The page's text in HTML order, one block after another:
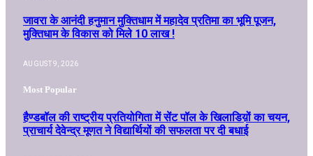
जावरा के आनंदी हनुमान मुक्तिधाम में महादेव प्रतिमा का भूमि पूजन,
मुक्तिधाम के विकास को मिले 10 लाख !
AUGUST 9, 2026
Most Popular
हैण्डबॉल की राष्ट्रीय प्रतियोगिता में सेंट पॉल के खिलाडिय़ों का चयन,
प्राचार्य देवेन्द्र मूणत ने विद्यार्थियों की सफलता पर दी बधाई